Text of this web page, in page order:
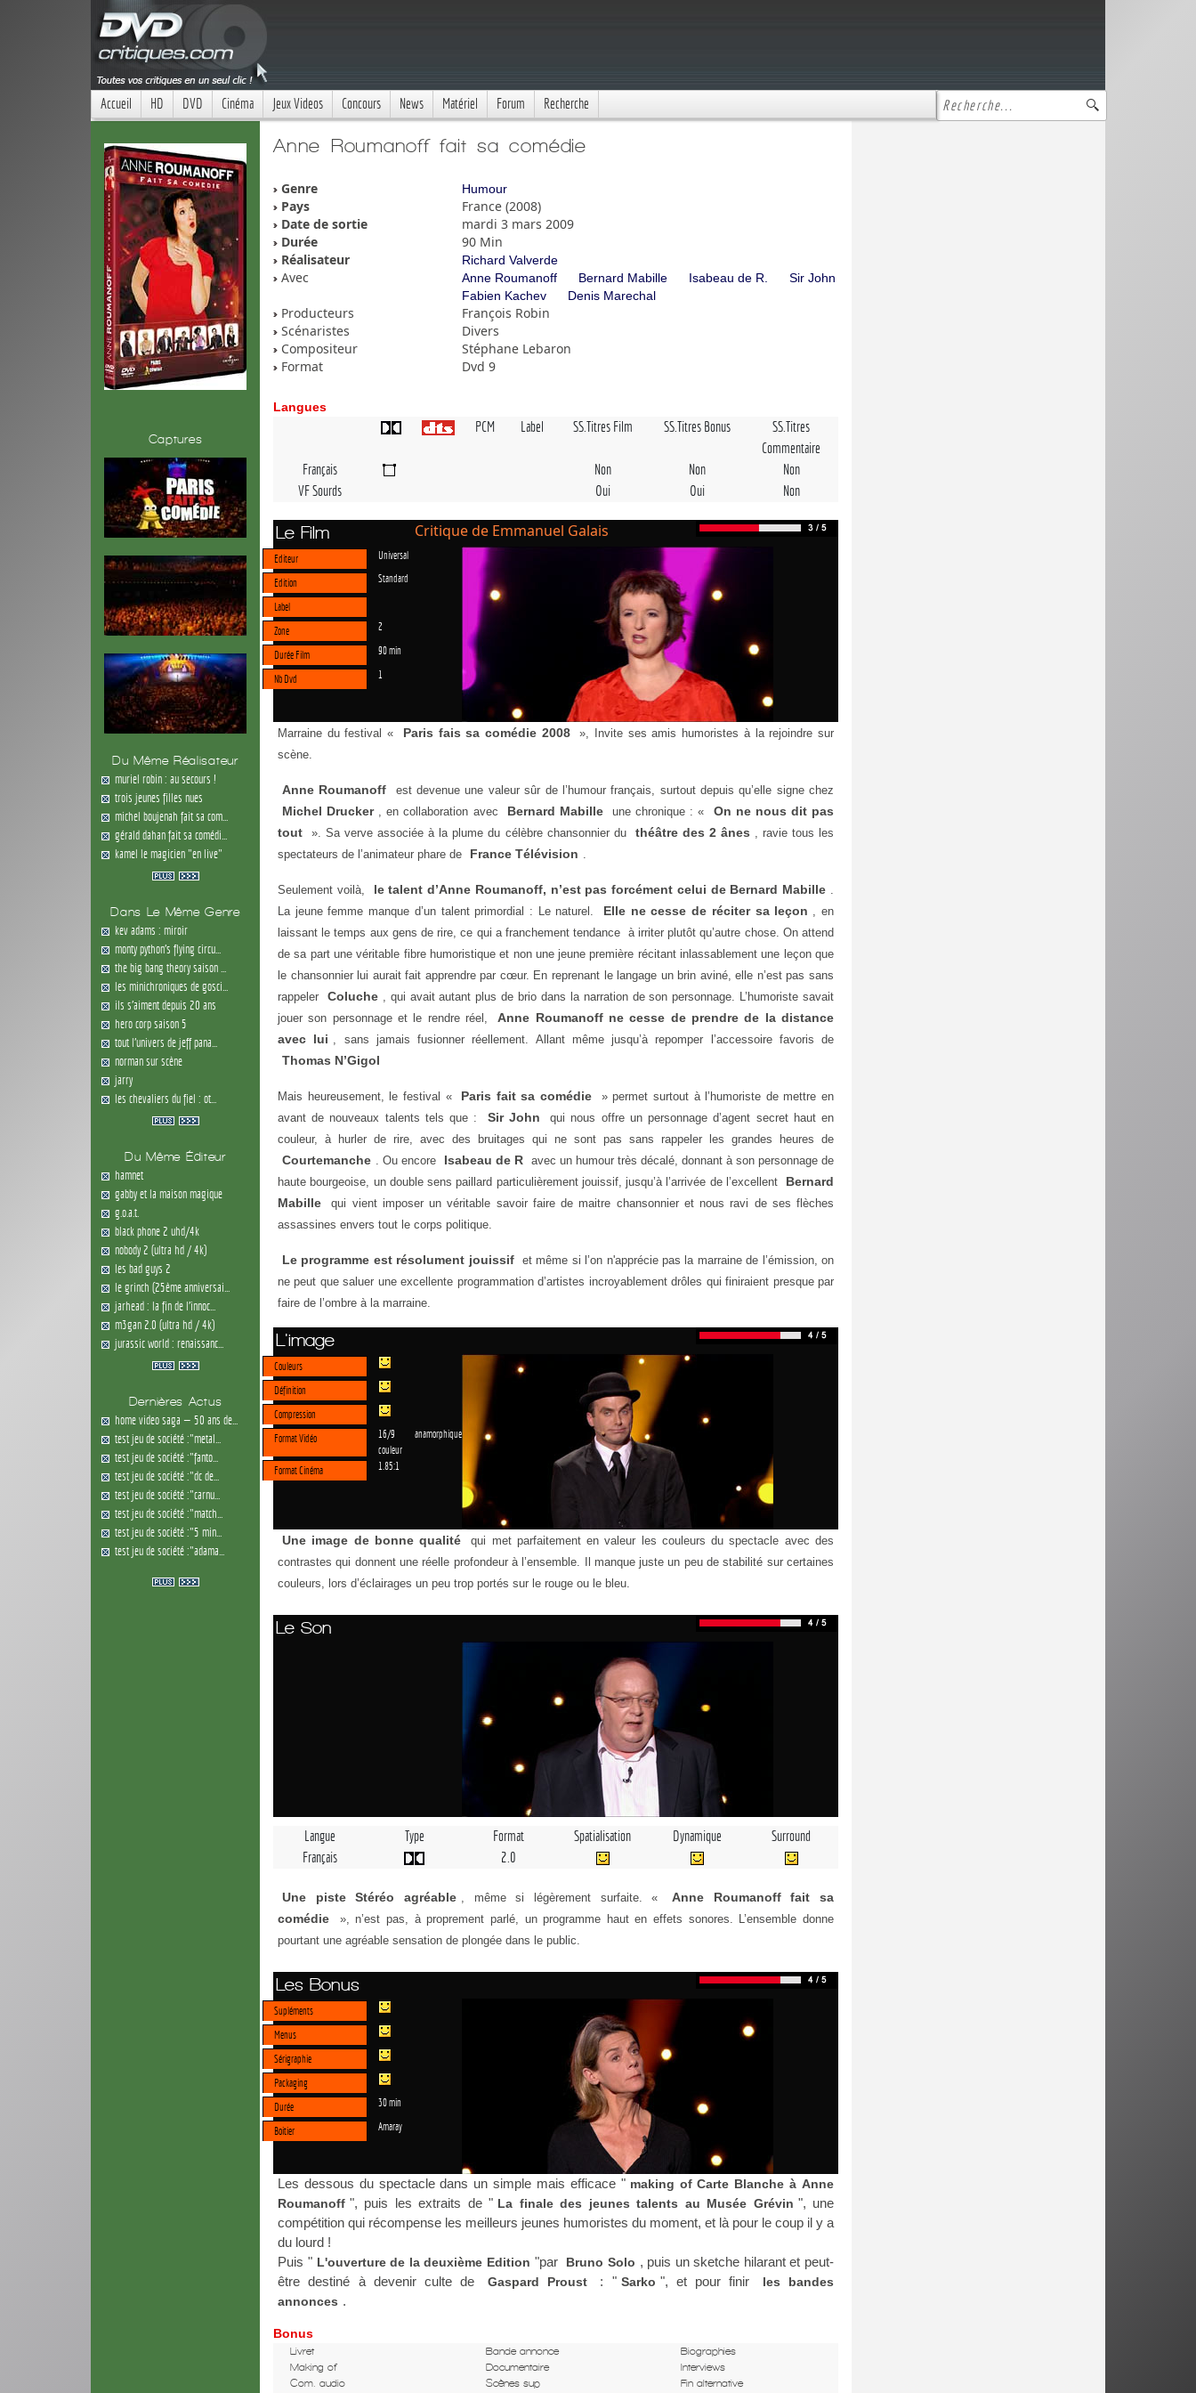
Accueil HD DVD Cinéma Jeux Videos Concours News Matériel Forum Recherche
Captures
Du Même Réalisateur
muriel robin : au secours !
trois jeunes filles nues
michel boujenah fait sa com...
gérald dahan fait sa comédi...
kamel le magicien "en live"
Dans Le Même Genre
kev adams : miroir
monty python's flying circu...
the big bang theory saison ...
les minichroniques de gosci...
ils s'aiment depuis 20 ans
hero corp saison 5
tout l'univers de jeff pana...
norman sur scène
jarry
les chevaliers du fiel : ot...
Du Même Éditeur
hamnet
gabby et la maison magique
g.o.a.t.
black phone 2 uhd/4k
nobody 2 (ultra hd / 4k)
les bad guys 2
le grinch (25ème anniversai...
jarhead : la fin de l'innoc...
m3gan 2.0 (ultra hd / 4k)
jurassic world : renaissanc...
Dernières Actus
home video saga — 50 ans de...
test jeu de société :"metal...
test jeu de société :"fanto...
test jeu de société :"dc de...
test jeu de société :"carnu...
test jeu de société :"match...
test jeu de société :"5 min...
test jeu de société :"adama...
Anne Roumanoff fait sa comédie
Genre Humour
Pays
France (2008)
Date de sortie
mardi 3 mars 2009
Durée
90 Min
Réalisateur
Richard Valverde
Avec Anne Roumanoff Bernard Mabille Isabeau de R.
Sir John
Fabien Kachev
Denis Marechal
Producteurs
François Robin
Scénaristes
Divers
Compositeur
Stéphane Lebaron
Format
Dvd 9
Langues
PCM Label SS.Titres Film SS.Titres Bonus
SS.Titres
Commentaire
Français
Non Non
Non
VF Sourds
Oui Oui Non
Le Film Critique de Emmanuel Galais
Editeur Universal
Edition Standard
Label
Zone
2
Durée Film 90 min
Nb Dvd 1
Marraine du festival « Paris fais sa comédie 2008
», Invite ses amis humoristes à la rejoindre sur
scène.
Anne Roumanoff est devenue une valeur sûr de l’humour français, surtout depuis qu’elle signe chez
Michel Drucker , en collaboration avec Bernard Mabille une chronique : «
On ne nous dit pas
tout
». Sa verve associée à la plume du célèbre chansonnier du théâtre des 2 ânes
, ravie tous les
spectateurs de l’animateur phare de
France Télévision
Seulement voilà, le talent d’Anne Roumanoff, n’est pas forcément celui de Bernard Mabille
La jeune femme manque d’un talent primordial : Le naturel.
Elle ne cesse de réciter sa leçon
, en
laissant le temps aux gens de rire, ce qui a franchement tendance à irriter plutôt qu’autre chose. On attend
de sa part une véritable fibre humoristique et non une jeune première récitant inlassablement une leçon que
le chansonnier lui aurait fait apprendre par cœur. En reprenant le langage un brin aviné, elle n’est pas sans
rappeler
Coluche
, qui avait autant plus de brio dans la narration de son personnage. L’humoriste savait
jouer son personnage et le rendre réel,
Anne Roumanoff ne cesse de prendre de la distance
avec lui
, sans jamais fusionner réellement. Allant même jusqu’à repomper l’accessoire favoris de
Thomas N’Gigol
Mais heureusement, le festival « Paris fait sa comédie
» permet surtout à l’humoriste de mettre en
avant de nouveaux talents tels que :
Sir John
qui nous offre un personnage d’agent secret haut en
couleur, à hurler de rire, avec des bruitages qui ne sont pas sans rappeler les grandes heures de
Courtemanche . Ou encore Isabeau de R avec un humour très décalé, donnant à son personnage de
haute bourgeoise, un double sens paillard particulièrement jouissif, jusqu’à l’arrivée de l’excellent
Bernard
Mabille
qui vient imposer un véritable savoir faire de maitre chansonnier et nous ravi de ses flèches
assassines envers tout le corps politique.
Le programme est résolument jouissif et même si l’on n'apprécie pas la marraine de l’émission, on
ne peut que saluer une excellente programmation d’artistes incroyablement drôles qui finiraient presque par
faire de l’ombre à la marraine.
L'image
Couleurs
Définition
Compression
Format Vidéo
16/9 anamorphique
couleur
Format Cinéma
1.85:1
Une image de bonne qualité
qui met parfaitement en valeur les couleurs du spectacle avec des
contrastes qui donnent une réelle profondeur à l’ensemble. Il manque juste un peu de stabilité sur certaines
couleurs, lors d’éclairages un peu trop portés sur le rouge ou le bleu.
Le Son
Langue Type Format Spatialisation Dynamique
Surround
Français
2.0
Une piste Stéréo agréable , même si légèrement surfaite. «
Anne Roumanoff fait sa
comédie
», n’est pas, à proprement parlé, un programme haut en effets sonores. L’ensemble donne
pourtant une agréable sensation de plongée dans le public.
Les Bonus
Supléments
Menus
Sérigraphie
Packaging
Durée
30 min
Boitier Amaray
Les dessous du spectacle dans un simple mais efficace " making of Carte Blanche à Anne
Roumanoff ", puis les extraits de " La finale des jeunes talents au Musée Grévin ", une
compétition qui récompense les meilleurs jeunes humoristes du moment, et là pour le coup il y a
du lourd !
Puis " L'ouverture de la deuxième Edition "par Bruno Solo , puis un sketche hilarant et peut-
être destiné à devenir culte de
Gaspard Proust : " Sarko ", et pour finir
les bandes
annonces .
Bonus
Livret Bande annonce
Biographies
Making of
Documentaire
Interviews
Com. audio
Scènes sup Fin alternative